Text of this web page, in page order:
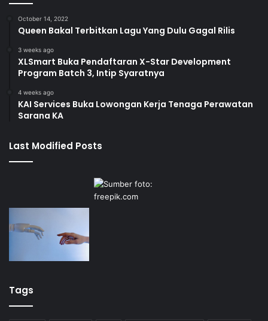
October 14, 2022
Queen Bakal Terbitkan Lagu Yang Dulu Gagal Rilis
3 weeks ago
XLSmart Buka Pendaftaran X-Star Development
Program Batch 3, Intip Syaratnya
4 weeks ago
KAI Services Buka Lowongan Kerja Tenaga Perawatan
Sarana KA
Last Modified Posts
Tags